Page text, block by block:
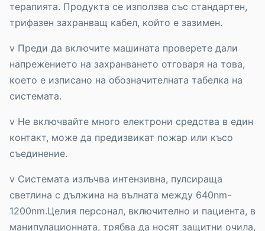
терапията. Продукта се използва със стандартен,
трифазен захранващ кабел, който е зазимен.
v Преди да включите машината проверете дали
напрежението на захранването отговаря на това,
което е изписано на обозначителната табелка на
системата.
v Не включвайте много електрони средства в един
контакт, може да предизвикат пожар или късо
съединение.
v Системата излъчва интензивна, пулсираща
светлина с дължина на вълната между 640nm-
1200nm.Целия персонал, включителнo и пациента, в
манипулационната, трябва да носят защитни очила,